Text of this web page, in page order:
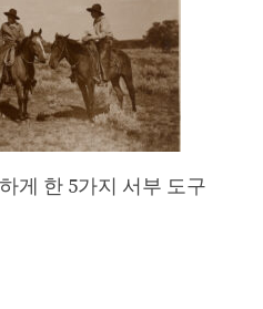
게 한 5가지 서부 도구